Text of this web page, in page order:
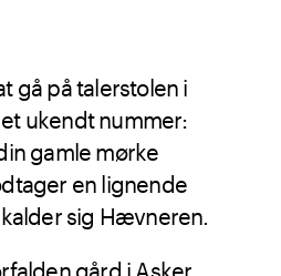
gå på talerstolen i
ukendt nummer:
gamle mørke
en lignende
sig Hævneren.
gård i Asker.